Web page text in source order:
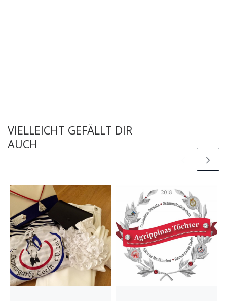
VIELLEICHT GEFÄLLT DIR
AUCH